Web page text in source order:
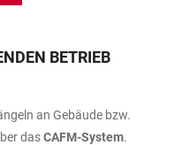
BETRIEB
an Gebäude bzw.
dasCAFM-System.